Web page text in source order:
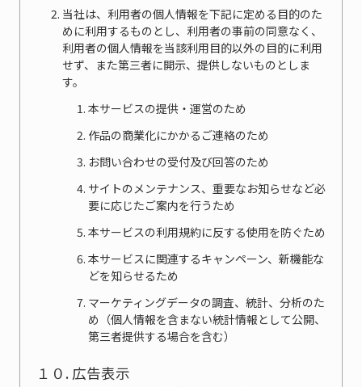
当社は、利用者の個人情報を下記に定める目的のた
めに利用するものとし、利用者の事前の同意なく、
利用者の個人情報を当該利用目的以外の目的に利用
せず、また第三者に開示、提供しないものとしま
す。
本サービスの提供・運営のため
作品の商業化にかかるご連絡のため
お問い合わせの受付及び回答のため
サイトのメンテナンス、重要なお知らせなど必
要に応じたご案内を行うため
本サービスの利用規約に反する使用を防ぐため
本サービスに関連するキャンペーン、新機能な
どを知らせるため
マーケティングデータの調査、統計、分析のた
め（個人情報を含まない統計情報として公開、
第三者提供する場合を含む）
１０. 広告表示